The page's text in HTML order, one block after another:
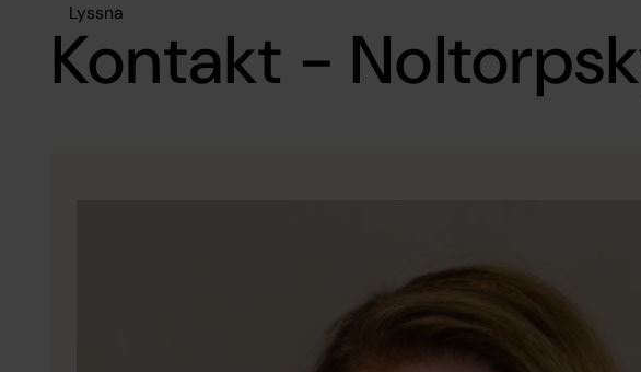
Lyssna
Kontakt -